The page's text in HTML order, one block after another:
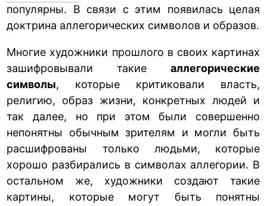
популярны. В связи с этим появилась целая
доктрина аллегорических символов и образов.
Многие художники прошлого в своих картинах
зашифровывали такие аллегорические
символы, которые критиковали власть,
религию, образ жизни, конкретных людей и
так далее, но при этом были совершенно
непонятны обычным зрителям и могли быть
расшифрованы только людьми, которые
хорошо разбирались в символах аллегории. В
остальном же, художники создают такие
картины, которые могут быть понятны